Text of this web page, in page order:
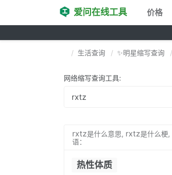
爱问在线工具 价格
生活查询 ✨明星缩写查询
网络缩写查询工具:
rxtz是什么意思, rxtz是什么梗,
语：
热性体质